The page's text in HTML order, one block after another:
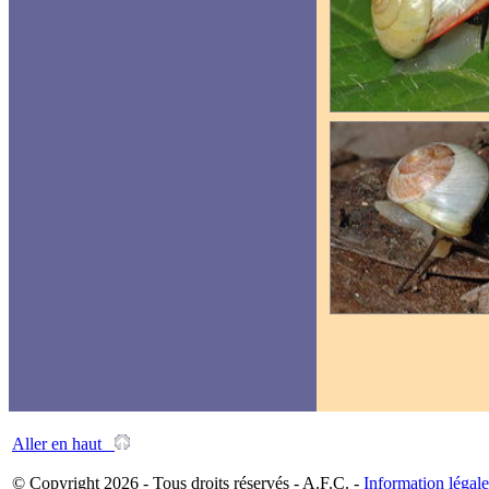
Aller en haut
© Copyright 2026 - Tous droits réservés - A.F.C. - Information légale